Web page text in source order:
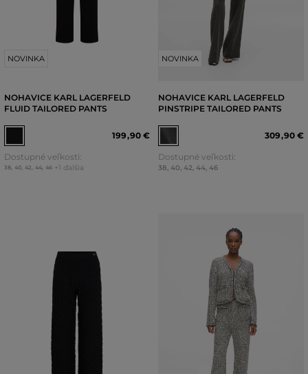
NOVINKA
NOHAVICE KARL LAGERFELD
FLUID TAILORED PANTS
199,90 €
Dostupné veľkosti:
38, 40, 42, 44, 46 +1 ďalšia
NOVINKA
NOHAVICE KARL LAGERFELD
PINSTRIPE TAILORED PANTS
309,90 €
Dostupné veľkosti:
38 40 42 44 46